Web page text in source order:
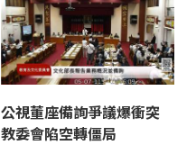
公視董座備詢爭議爆衝突
教委會陷空轉僵局